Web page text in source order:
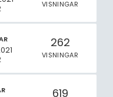
VISNINGAR
262
VISNINGAR
619